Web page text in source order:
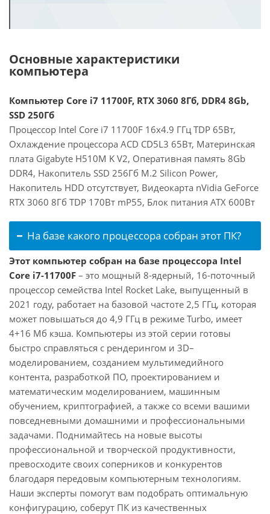
Основные характеристики
компьютера
Компьютер Core i7 11700F, RTX 3060 8Гб, DDR4 8Gb,
SSD 250Гб
Процессор Intel Core i7 11700F 16x4.9 ГГц TDP 65Вт,
Охлаждение процессора ACD CD5L3 65Вт, Материнская
плата Gigabyte H510M K V2, Оперативная память 8Gb
DDR4, Накопитель SSD 256Гб M.2 Silicon Power,
Накопитель HDD отсутствует, Видеокарта nVidia GeForce
RTX 3060 8Гб TDP 170Вт mP55, Блок питания ATX 600Вт
На базе какого процессора собран этот ПК?
Этот компьютер собран на базе процессора Intel
Core i7-11700F – это мощный 8-ядерный, 16-поточный
процессор семейства Intel Rocket Lake, выпущенный в
2021 году, работает на базовой частоте 2,5 ГГц, которая
может повышаться до 4,9 ГГц в режиме Turbo, имеет
4+16 Мб кэша. Компьютеры из этой серии готовы
быстро справляться с рендерингом и 3D–
моделированием, созданием мультимедийного
контента, разработкой ПО, проектированием и
математическим моделированием, машинным
обучением, криптографией, а также со всеми вашими
повседневными домашними и профессиональными
задачами. Поднимайтесь на новые высоты
профессиональной и творческой продуктивности,
превосходите своих соперников и конкурентов
благодаря передовым компьютерным технологиям.
Наши эксперты помогут вам подобрать оптимальную
конфигурацию, соберут ПК из качественных